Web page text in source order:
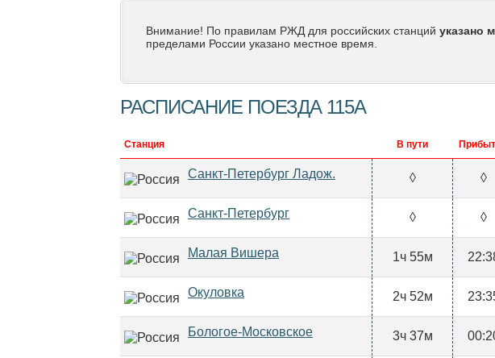
Внимание! По правилам РЖД для российских станций указано
пределами России указано местное время.
РАСПИСАНИЕ ПОЕЗДА 115А
Станция В пути
Санкт-Петербург Ладож. ◊ ◊
Санкт-Петербург ◊ ◊
Малая Вишера 1ч 55м
Окуловка 2ч 52м
Бологое-Московское 3ч 37м